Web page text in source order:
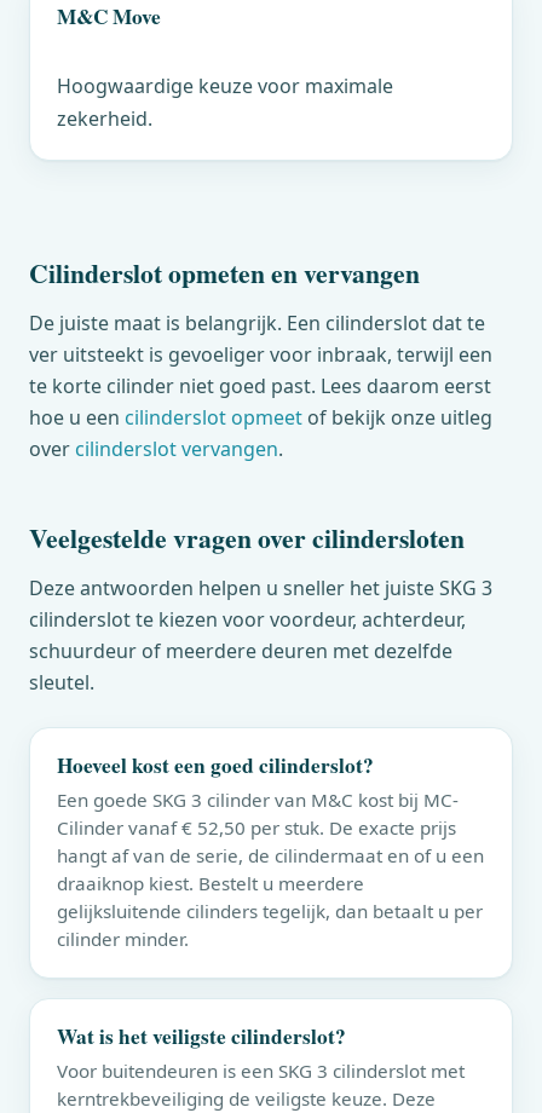
M&CMove
Hoogwaardige keuze voor maximale
zekerheid.
Cilinderslot opmeten en vervangen
De juiste maat is belangrijk. Een cilinderslot dat te
ver uitsteekt is gevoeliger voor inbraak, terwijl een
te korte cilinder niet goed past. Lees daarom eerst
hoe u een cilinderslot opmeet of bekijk onze uitleg
over cilinderslot vervangen.
Veelgestelde vragen over cilindersloten
Deze antwoorden helpen u sneller het juiste SKG 3
cilinderslot te kiezen voor voordeur, achterdeur,
schuurdeur of meerdere deuren met dezelfde
sleutel.
Hoeveel kost een goed cilinderslot?
Een goede SKG 3 cilinder van M&C kost bij MC-
Cilinder vanaf € 52,50 per stuk. De exacte prijs
hangt af van de serie, de cilindermaat en of u een
draaiknop kiest. Bestelt u meerdere
gelijksluitende cilinders tegelijk, dan betaalt u per
cilinder minder.
Wat is het veiligste cilinderslot?
Voor buitendeuren is een SKG 3 cilinderslot met
kerntrekbeveiliging de veiligste keuze. Deze